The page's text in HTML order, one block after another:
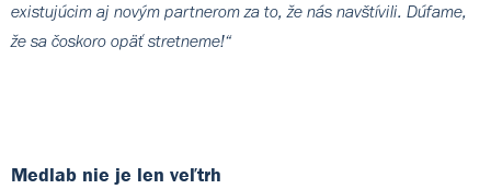
existujúcim aj novým partnerom za to, že nás navštívili. Dúfame,
že sa čoskoro opäť stretneme!“
Medlab nie je len veľtrh